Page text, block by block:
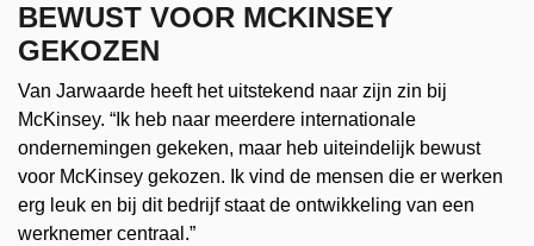
BEWUST VOOR MCKINSEY
GEKOZEN
Van Jarwaarde heeft het uitstekend naar zijn zin bij
McKinsey. “Ik heb naar meerdere internationale
ondernemingen gekeken, maar heb uiteindelijk bewust
voor McKinsey gekozen. Ik vind de mensen die er werken
erg leuk en bij dit bedrijf staat de ontwikkeling van een
werknemer centraal.”